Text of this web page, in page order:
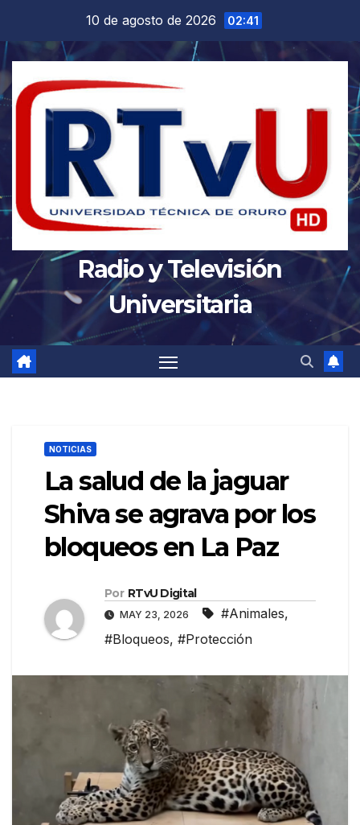
contenido
10 de agosto de 2026 02:41
Radio y Televisión
Universitaria
NOTICIAS
La salud de la jaguar
Shiva se agrava por los
bloqueos en La Paz
Por RTvU Digital
MAY 23, 2026 #Animales,
#Bloqueos, #Protección